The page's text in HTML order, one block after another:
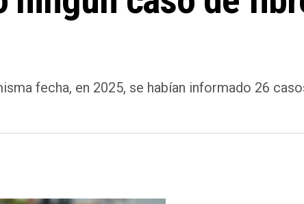
fecha, en 2025, se habían informado 26